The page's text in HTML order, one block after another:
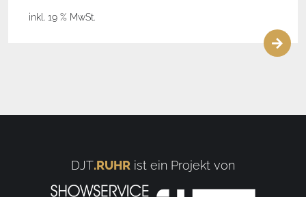
inkl. 19 % MwSt.
DJT.RUHR ist ein Projekt von